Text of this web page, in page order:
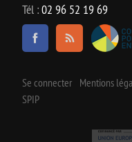
Tél :02 96 52 19 69
Se connecter Mentions
SPIP